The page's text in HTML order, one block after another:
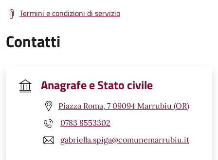
Termini e condizioni di servizio
Contatti
Anagrafe e Stato civile
Piazza Roma, 7 09094 Marrubiu (OR)
0783 8553302
gabriella.spiga@comunemarrubiu.it